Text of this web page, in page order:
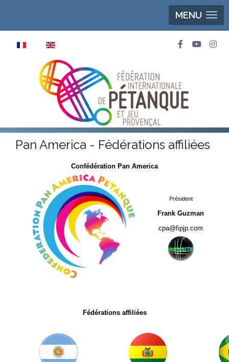
MENU
Pan America - Fédérations affiliées
Confédération Pan America
Président
Frank Guzman
cpa@fipjp.com
Fédérations affiliées